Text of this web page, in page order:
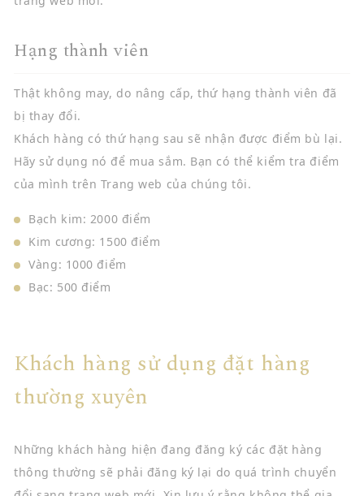
Hạng thành viên
Thật không may, do nâng cấp, thứ hạng thành viên đã
bị thay đổi.
Khách hàng có thứ hạng sau sẽ nhận được điểm bù lại.
Hãy sử dụng nó để mua sắm. Bạn có thể kiểm tra điểm
của mình trên Trang web của chúng tôi.
Bạch kim: 2000 điểm
Kim cương: 1500 điểm
Vàng: 1000 điểm
Bạc: 500 điểm
Khách hàng sử dụng đặt hàng
thường xuyên
Những khách hàng hiện đang đăng ký các đặt hàng
thông thường sẽ phải đăng ký lại do quá trình chuyển